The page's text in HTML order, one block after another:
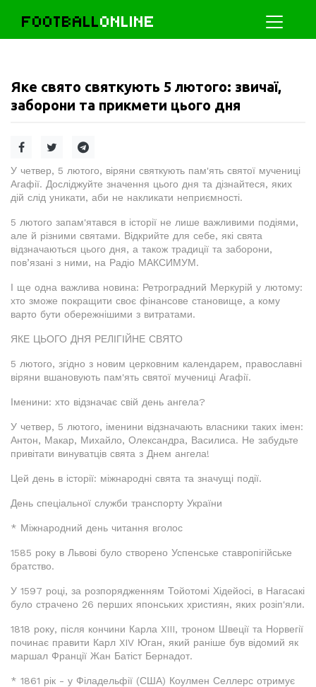
FOOTBALLONLINE
Яке свято святкують 5 лютого: звичаї,
заборони та прикмети цього дня
У четвер, 5 лютого, віряни святкують пам'ять святої мучениці
Агафії. Досліджуйте значення цього дня та дізнайтеся, яких
дій слід уникати, аби не накликати неприємності.
5 лютого запам'ятався в історії не лише важливими подіями,
але й різними святами. Відкрийте для себе, які свята
відзначаються цього дня, а також традиції та заборони,
пов’язані з ними, на Радіо МАКСИМУМ.
І ще одна важлива новина: Ретроградний Меркурій у лютому:
хто зможе покращити своє фінансове становище, а кому
варто бути обережнішими з витратами.
ЯКЕ ЦЬОГО ДНЯ РЕЛІГІЙНЕ СВЯТО
5 лютого, згідно з новим церковним календарем, православні
віряни вшановують пам'ять святої мучениці Агафії.
Іменини: хто відзначає свій день ангела?
У четвер, 5 лютого, іменини відзначають власники таких імен:
Антон, Макар, Михайло, Олександра, Василиса. Не забудьте
привітати винуватців свята з Днем ангела!
Цей день в історії: міжнародні свята та значущі події.
День спеціальної служби транспорту України
* Міжнародний день читання вголос
1585 року в Львові було створено Успенське ставропігійське
братство.
У 1597 році, за розпорядженням Тойотомі Хідейосі, в Нагасакі
було страчено 26 перших японських християн, яких розіп'яли.
1818 року, після кончини Карла XIII, троном Швеції та Норвегії
починає правити Карл XIV Юган, який раніше був відомий як
маршал Франції Жан Батіст Бернадот.
* 1861 рік - у Філадельфії (США) Коулмен Селлерс отримує